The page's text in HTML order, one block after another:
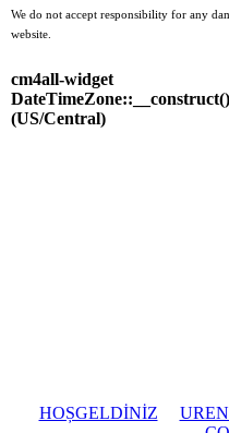
We do not accept responsibility for any
website.
cm4all-widget
(US/Central)
HOȘGELDİNİZ